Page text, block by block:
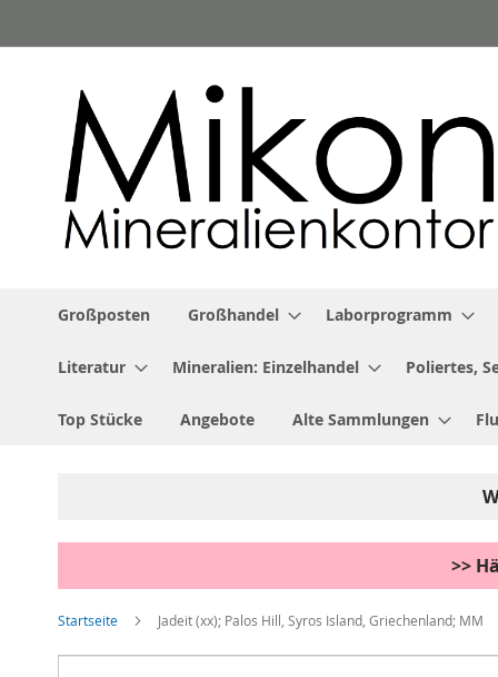
Inhalt
Großposten Großhandel Laborprogramm
Literatur Mineralien: Einzelhandel Poliertes,
Top Stücke Angebote Alte Sammlungen
>>
Startseite Jadeit (xx); Palos Hill, Syros Island, Griechenland; MM
Zum